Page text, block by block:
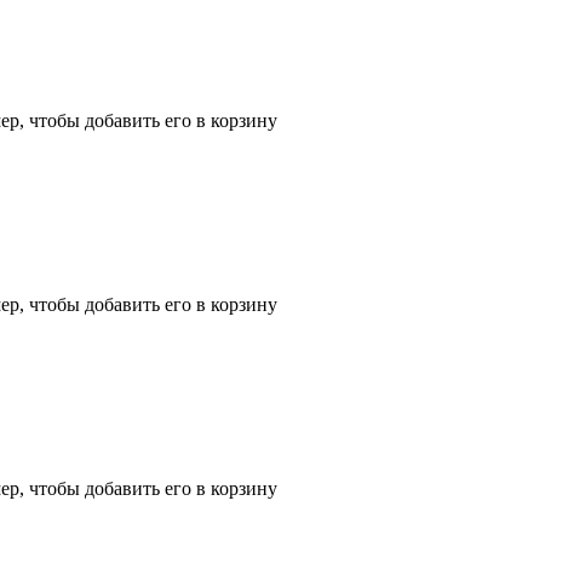
чтобы добавить его в корзину
чтобы добавить его в корзину
чтобы добавить его в корзину